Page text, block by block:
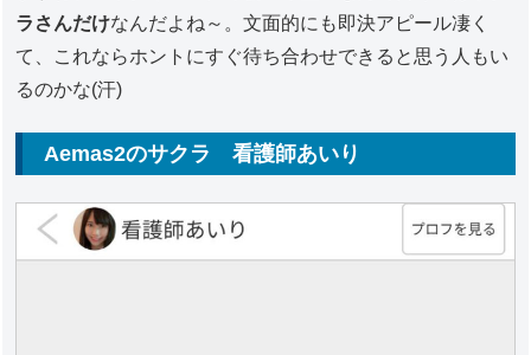
ラさんだけなんだよね～。文面的にも即決アピール凄く
て、これならホントにすぐ待ち合わせできると思う人もい
るのかな(汗)
Aemas2のサクラ 看護師あいり